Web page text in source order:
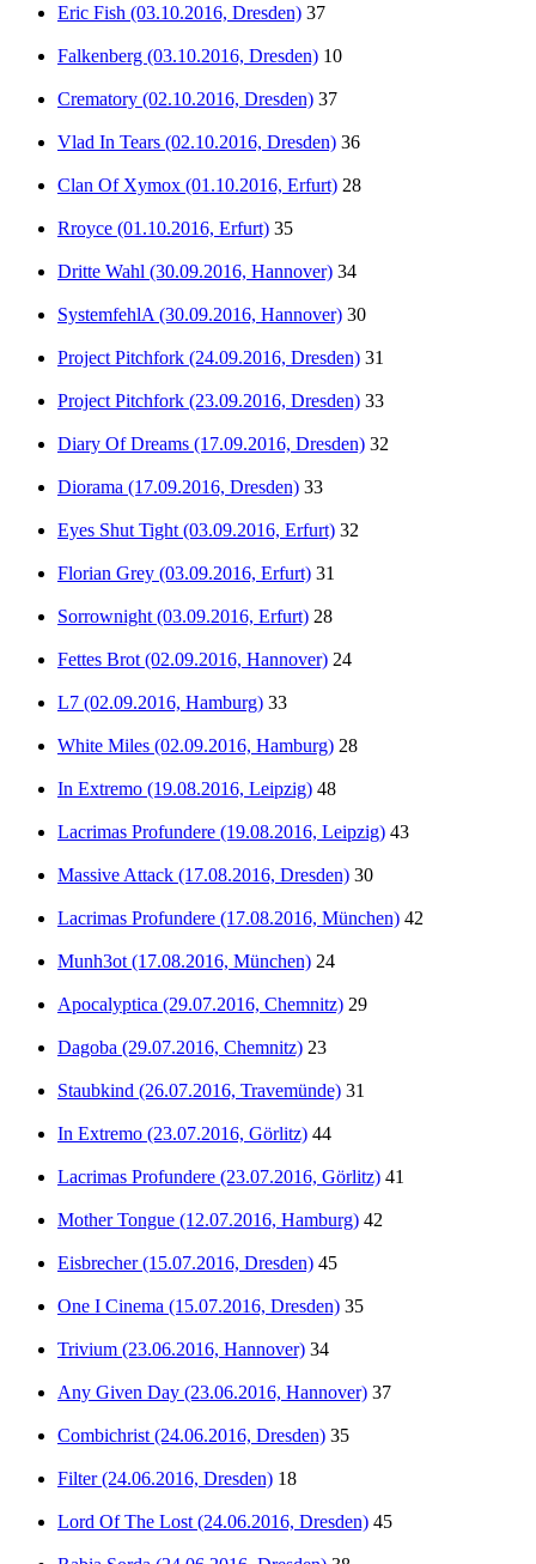
Eric Fish (03.10.2016, Dresden) 37
Falkenberg (03.10.2016, Dresden) 10
Crematory (02.10.2016, Dresden) 37
Vlad In Tears (02.10.2016, Dresden) 36
Clan Of Xymox (01.10.2016, Erfurt) 28
Rroyce (01.10.2016, Erfurt) 35
Dritte Wahl (30.09.2016, Hannover) 34
SystemfehlA (30.09.2016, Hannover) 30
Project Pitchfork (24.09.2016, Dresden) 31
Project Pitchfork (23.09.2016, Dresden) 33
Diary Of Dreams (17.09.2016, Dresden) 32
Diorama (17.09.2016, Dresden) 33
Eyes Shut Tight (03.09.2016, Erfurt) 32
Florian Grey (03.09.2016, Erfurt) 31
Sorrownight (03.09.2016, Erfurt) 28
Fettes Brot (02.09.2016, Hannover) 24
L7 (02.09.2016, Hamburg) 33
White Miles (02.09.2016, Hamburg) 28
In Extremo (19.08.2016, Leipzig) 48
Lacrimas Profundere (19.08.2016, Leipzig) 43
Massive Attack (17.08.2016, Dresden) 30
Lacrimas Profundere (17.08.2016, München) 42
Munh3ot (17.08.2016, München) 24
Apocalyptica (29.07.2016, Chemnitz) 29
Dagoba (29.07.2016, Chemnitz) 23
Staubkind (26.07.2016, Travemünde) 31
In Extremo (23.07.2016, Görlitz) 44
Lacrimas Profundere (23.07.2016, Görlitz) 41
Mother Tongue (12.07.2016, Hamburg) 42
Eisbrecher (15.07.2016, Dresden) 45
One I Cinema (15.07.2016, Dresden) 35
Trivium (23.06.2016, Hannover) 34
Any Given Day (23.06.2016, Hannover) 37
Combichrist (24.06.2016, Dresden) 35
Filter (24.06.2016, Dresden) 18
Lord Of The Lost (24.06.2016, Dresden) 45